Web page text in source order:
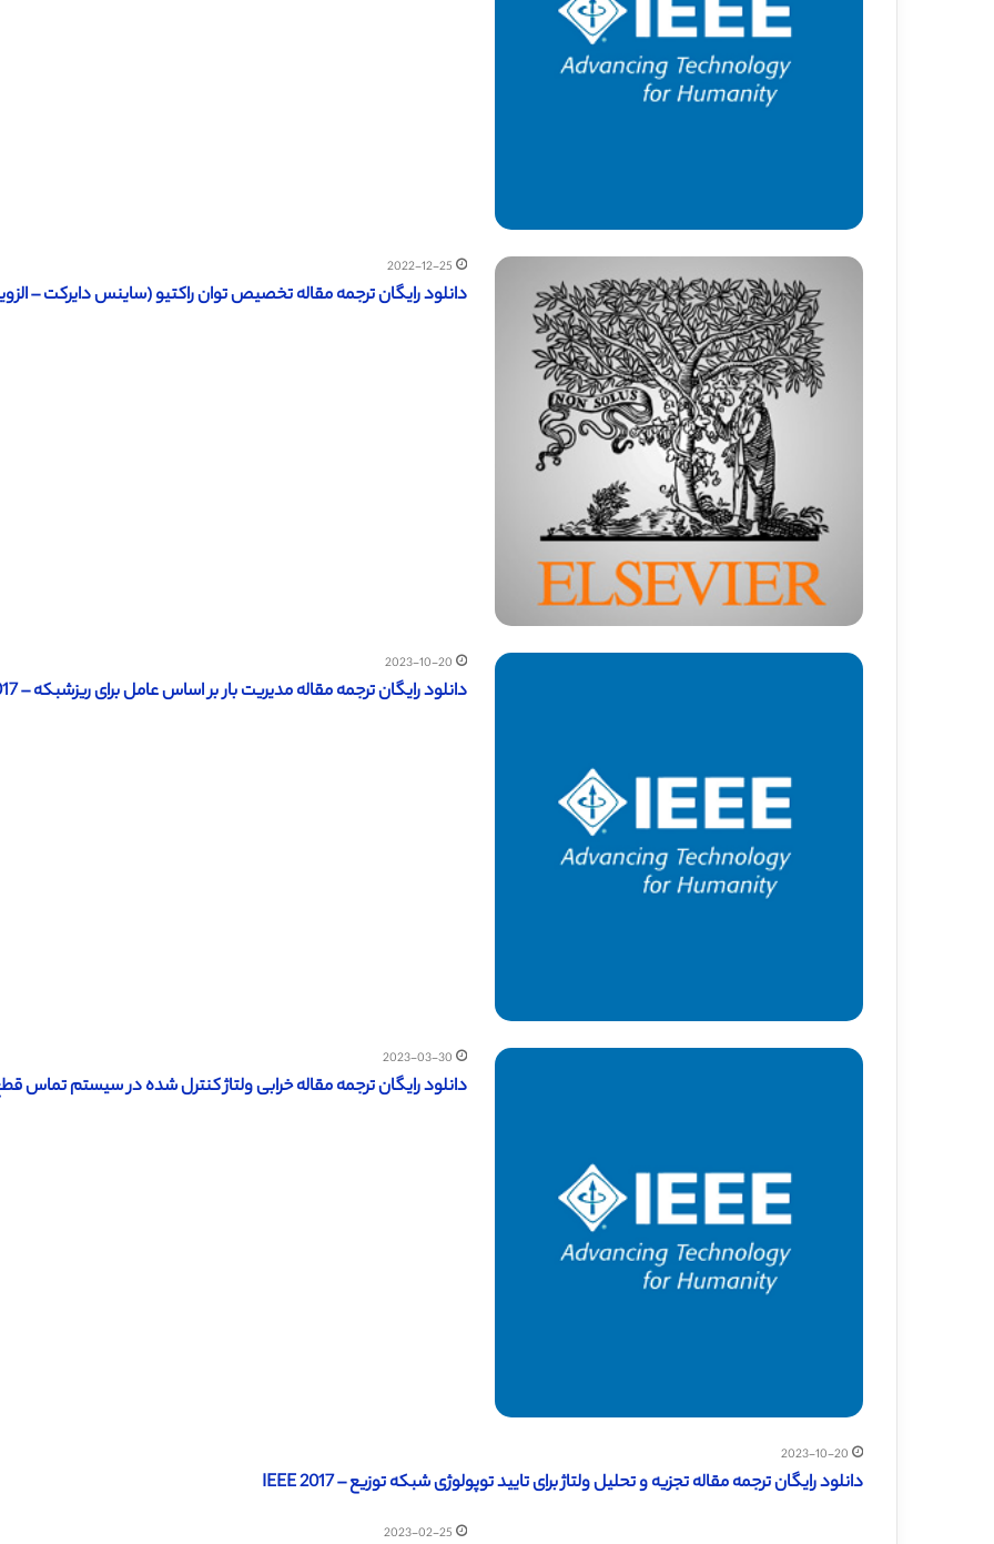
2022-12-25
دانلود رایگان ترجمه مقاله تخصیص توان راکتیو (ساینس دایرکت – الزویر
2023-10-20
دانلود رایگان ترجمه مقاله مدیریت بار بر اساس عامل برای ریزشبکه – IEEE 2017
2023-03-30
دانلود رایگان ترجمه مقاله خرابی ولتاژ کنترل شده در سیستم تماس قطع
2023-10-20
دانلود رایگان ترجمه مقاله تجزیه و تحلیل ولتاژ برای تایید توپولوژی شبکه توزیع – IEEE 2017
2023-02-25